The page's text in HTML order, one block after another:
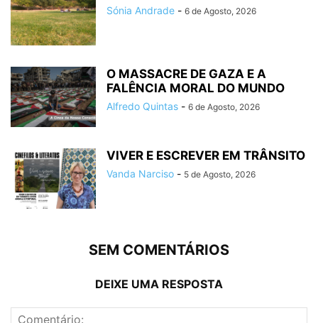
Sónia Andrade - 6 de Agosto, 2026
O MASSACRE DE GAZA E A
FALÊNCIA MORAL DO MUNDO
Alfredo Quintas - 6 de Agosto, 2026
VIVER E ESCREVER EM TRÂNSITO
Vanda Narciso - 5 de Agosto, 2026
SEM COMENTÁRIOS
DEIXE UMA RESPOSTA